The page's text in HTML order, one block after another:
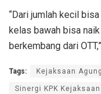
“Dari jumlah kecil
kelas bawah bisa
berkembang dari
Tags: Kejaksaan Agung
Sinergi KPK